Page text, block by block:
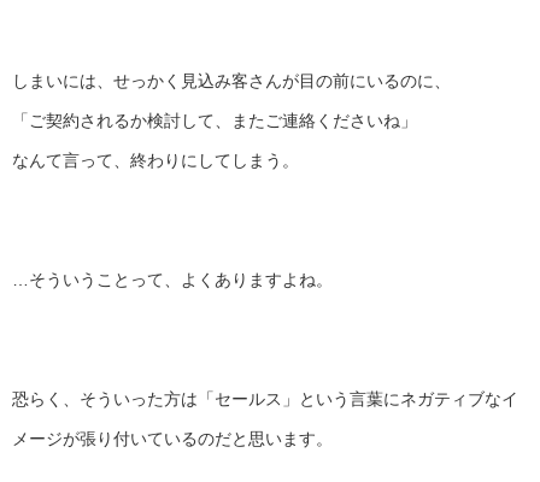
しまいには、せっかく見込み客さんが目の前にいるのに、
「ご契約されるか検討して、またご連絡くださいね」
なんて言って、終わりにしてしまう。
…そういうことって、よくありますよね。
恐らく、そういった方は「セールス」 という言葉にネガティブなイ
メージが張り付いているのだと思います。